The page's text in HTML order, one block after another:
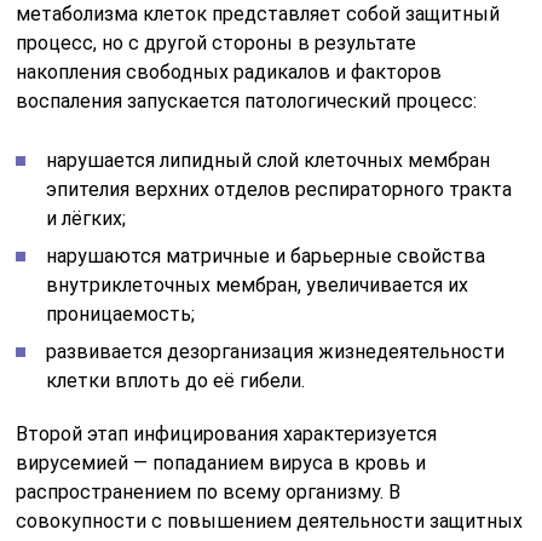
метаболизма клеток представляет собой защитный
процесс, но с другой стороны в результате
накопления свободных радикалов и факторов
воспаления запускается патологический процесс:
нарушается липидный слой клеточных мембран
эпителия верхних отделов респираторного тракта
и лёгких;
нарушаются матричные и барьерные свойства
внутриклеточных мембран, увеличивается их
проницаемость;
развивается дезорганизация жизнедеятельности
клетки вплоть до её гибели.
Второй этап инфицирования характеризуется
вирусемией — попаданием вируса в кровь и
распространением по всему организму. В
совокупности с повышением деятельности защитных